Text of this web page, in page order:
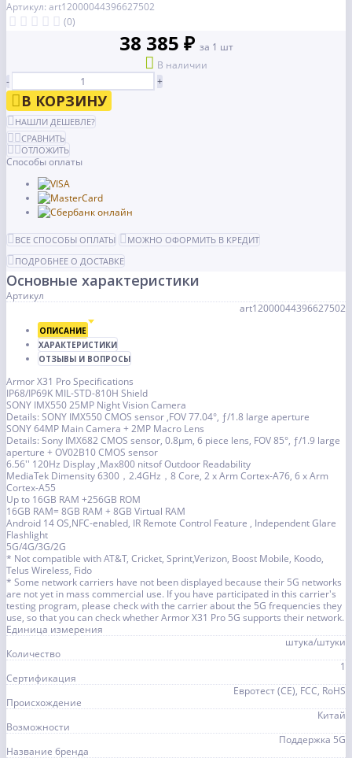
Артикул: art12000044396627502
(0)
38 385 ₽ за 1 шт
В наличии
-
+
В КОРЗИНУ
НАШЛИ ДЕШЕВЛЕ?
СРАВНИТЬ
ОТЛОЖИТЬ
Способы оплаты
ВСЕ СПОСОБЫ ОПЛАТЫ
МОЖНО ОФОРМИТЬ В КРЕДИТ
ПОДРОБНЕЕ О ДОСТАВКЕ
Основные характеристики
Артикул
art12000044396627502
ОПИСАНИЕ
ХАРАКТЕРИСТИКИ
ОТЗЫВЫ И ВОПРОСЫ
Armor X31 Pro Specifications
IP68/IP69K MIL-STD-810H Shield
SONY IMX550 25MP Night Vision Camera
Details: SONY IMX550 CMOS sensor ,FOV 77.04°, ƒ/1.8 large aperture
SONY 64MP Main Camera + 2MP Macro Lens
Details: Sony IMX682 CMOS sensor, 0.8μm, 6 piece lens, FOV 85°, ƒ/1.9 large
aperture + OV02B10 CMOS sensor
6.56'' 120Hz Display ,Max800 nitsof Outdoor Readability
MediaTek Dimensity 6300，2.4GHz，8 Core, 2 x Arm Cortex-A76, 6 x Arm
Cortex-A55
Up to 16GB RAM +256GB ROM
16GB RAM= 8GB RAM + 8GB Virtual RAM
Android 14 OS,NFC-enabled, IR Remote Control Feature , Independent Glare
Flashlight
5G/4G/3G/2G
* Not compatible with AT&T, Cricket, Sprint,Verizon, Boost Mobile, Koodo,
Telus Wireless, Fido
* Some network carriers have not been displayed because their 5G networks
are not yet in mass commercial use. If you have participated in this carrier's
testing program, please check with the carrier about the 5G frequencies they
use, so that you can check whether Armor X31 Pro 5G supports their network.
Единица измерения
штука/штуки
Количество
1
Сертификация
Евротест (СЕ), FCC, RoHS
Происхождение
Китай
Возможности
Поддержка 5G
Название бренда